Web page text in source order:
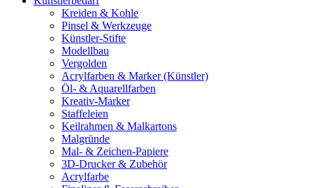
Kreiden & Kohle
Pinsel & Werkzeuge
Künstler-Stifte
Modellbau
Vergolden
Acrylfarben & Marker (Künstler)
Öl- & Aquarellfarben
Kreativ-Marker
Staffeleien
Keilrahmen & Malkartons
Malgründe
Mal- & Zeichen-Papiere
3D-Drucker & Zubehör
Acrylfarbe